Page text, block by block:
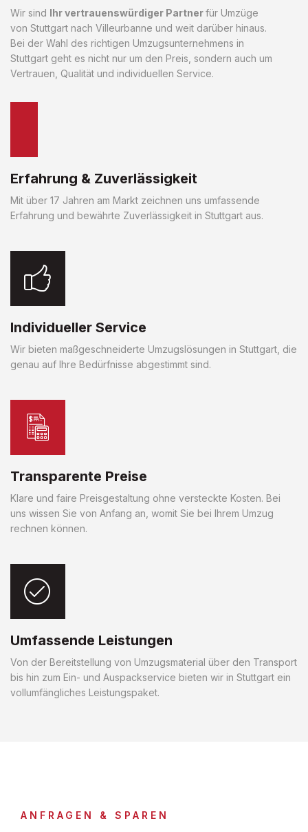
Wir sind Ihr vertrauenswürdiger Partnerfür Umzüge
von Stuttgart nach Villeurbanne und weit darüber hinaus.
Bei der Wahl des richtigen Umzugsunternehmens in
Stuttgart geht es nicht nur um den Preis, sondern auch um
Vertrauen, Qualität und individuellen Service.
Erfahrung & Zuverlässigkeit
Mit über 17 Jahren am Markt zeichnen uns umfassende
Erfahrung und bewährte Zuverlässigkeit in Stuttgart aus.
Individueller Service
Wir bieten maßgeschneiderte Umzugslösungen in Stuttgart, die
genau auf Ihre Bedürfnisse abgestimmt sind.
Transparente Preise
Klare und faire Preisgestaltung ohne versteckte Kosten. Bei
uns wissen Sie von Anfang an, womit Sie bei Ihrem Umzug
rechnen können.
Umfassende Leistungen
Von der Bereitstellung von Umzugsmaterial über den Transport
bis hin zum Ein- und Auspackservice bieten wir in Stuttgart ein
vollumfängliches Leistungspaket.
ANFRAGEN & SPAREN